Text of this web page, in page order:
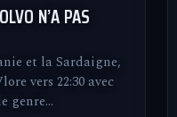
N’A PAS
et la Sardaigne,
vers 22:30 avec
genre…